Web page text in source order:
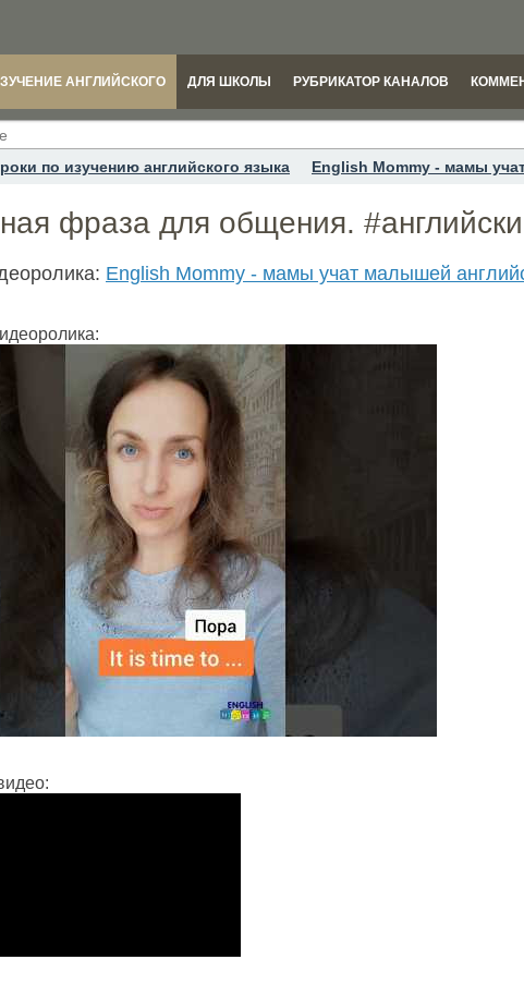
АНГЛИЙСКОГО ДЛЯ ШКОЛЫ РУБРИКАТОР КАНАЛОВ
по изучению английского языка English Mommy - мамы
фраза для общения.
English Mommy - мамы учат малышей